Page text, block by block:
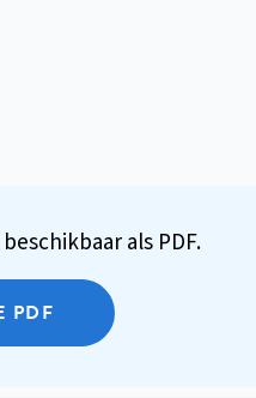
als PDF.
PDF